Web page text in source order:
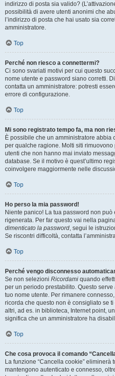
indirizzo di posta sia valido?
possibilità di avere utenti anonimi che
l’indirizzo di posta che hai usato sia
amministratore.
Top
Perché non riesco a connettermi?
Ci sono svariati motivi per cui questo
nome utente e password siano corretti.
contatta un amministratore: potresti
errore di configurazione.
Top
Mi sono registrato tempo fa, ma non
È possibile che un amministratore abbia
per qualche ragione. Molti siti
utenti che non hanno mai inviato
database. Se il motivo è quest’ultimo
coinvolgere maggiormente nelle
Top
Ho perso la mia password!
Niente panico! La tua password non
rigenerata. Per far questo vai nella
dimenticato la password, segui le
Se riscontri difficoltà, contatta
Top
Perché vengo disconnesso
Se non selezioni Ricordami quando
per un periodo prestabilito. Questo
tuo nome utente. Per rimanere
ricorda che questo non è consigliato se
altri, ad es. in biblioteca, Internet point,
significa che un amministratore ha
Top
Che cosa provoca il comando
La funzione “Cancella cookie” eliminerà
mantengono autenticato e connesso,